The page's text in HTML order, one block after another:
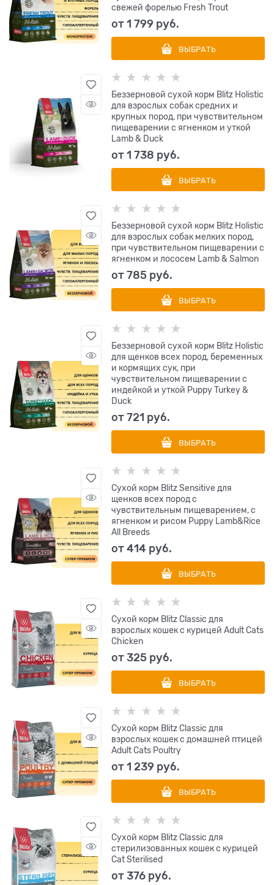
свежей форелью Fresh Trout
от1 799 руб.
ВЫБРАТЬ
Беззерновой сухой корм Blitz Holistic
для взрослых собак средних и
крупных пород, при чувствительном
пищеварении с ягненком и уткой
Lamb & Duck
от1 738 руб.
ВЫБРАТЬ
Беззерновой сухой корм Blitz Holistic
для взрослых собак мелких пород,
при чувствительном пищеварении с
ягненком и лососем Lamb & Salmon
от785 руб.
ВЫБРАТЬ
Беззерновой сухой корм Blitz Holistic
для щенков всех пород, беременных
и кормящих сук, при
чувствительном пищеварении с
индейкой и уткой Puppy Turkey &
Duck
от721 руб.
ВЫБРАТЬ
Сухой корм Blitz Sensitive для
щенков всех пород с
чувствительным пищеварением, с
ягненком и рисом Puppy Lamb&Rice
All Breeds
от414 руб.
ВЫБРАТЬ
Сухой корм Blitz Classic для
взрослых кошек с курицей Adult Cats
Chicken
от325 руб.
ВЫБРАТЬ
Сухой корм Blitz Classic для
взрослых кошек с домашней птицей
Adult Cats Poultry
от1 239 руб.
ВЫБРАТЬ
Сухой корм Blitz Classic для
стерилизованных кошек с курицей
Cat Sterilised
от376 руб.